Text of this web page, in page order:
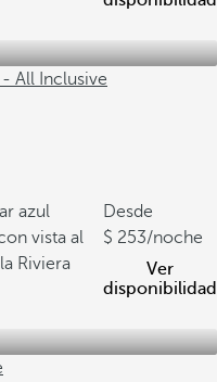
All Inclusive
azul
vista al
Riviera
Desde
253/noche
Ver
disponibilidad